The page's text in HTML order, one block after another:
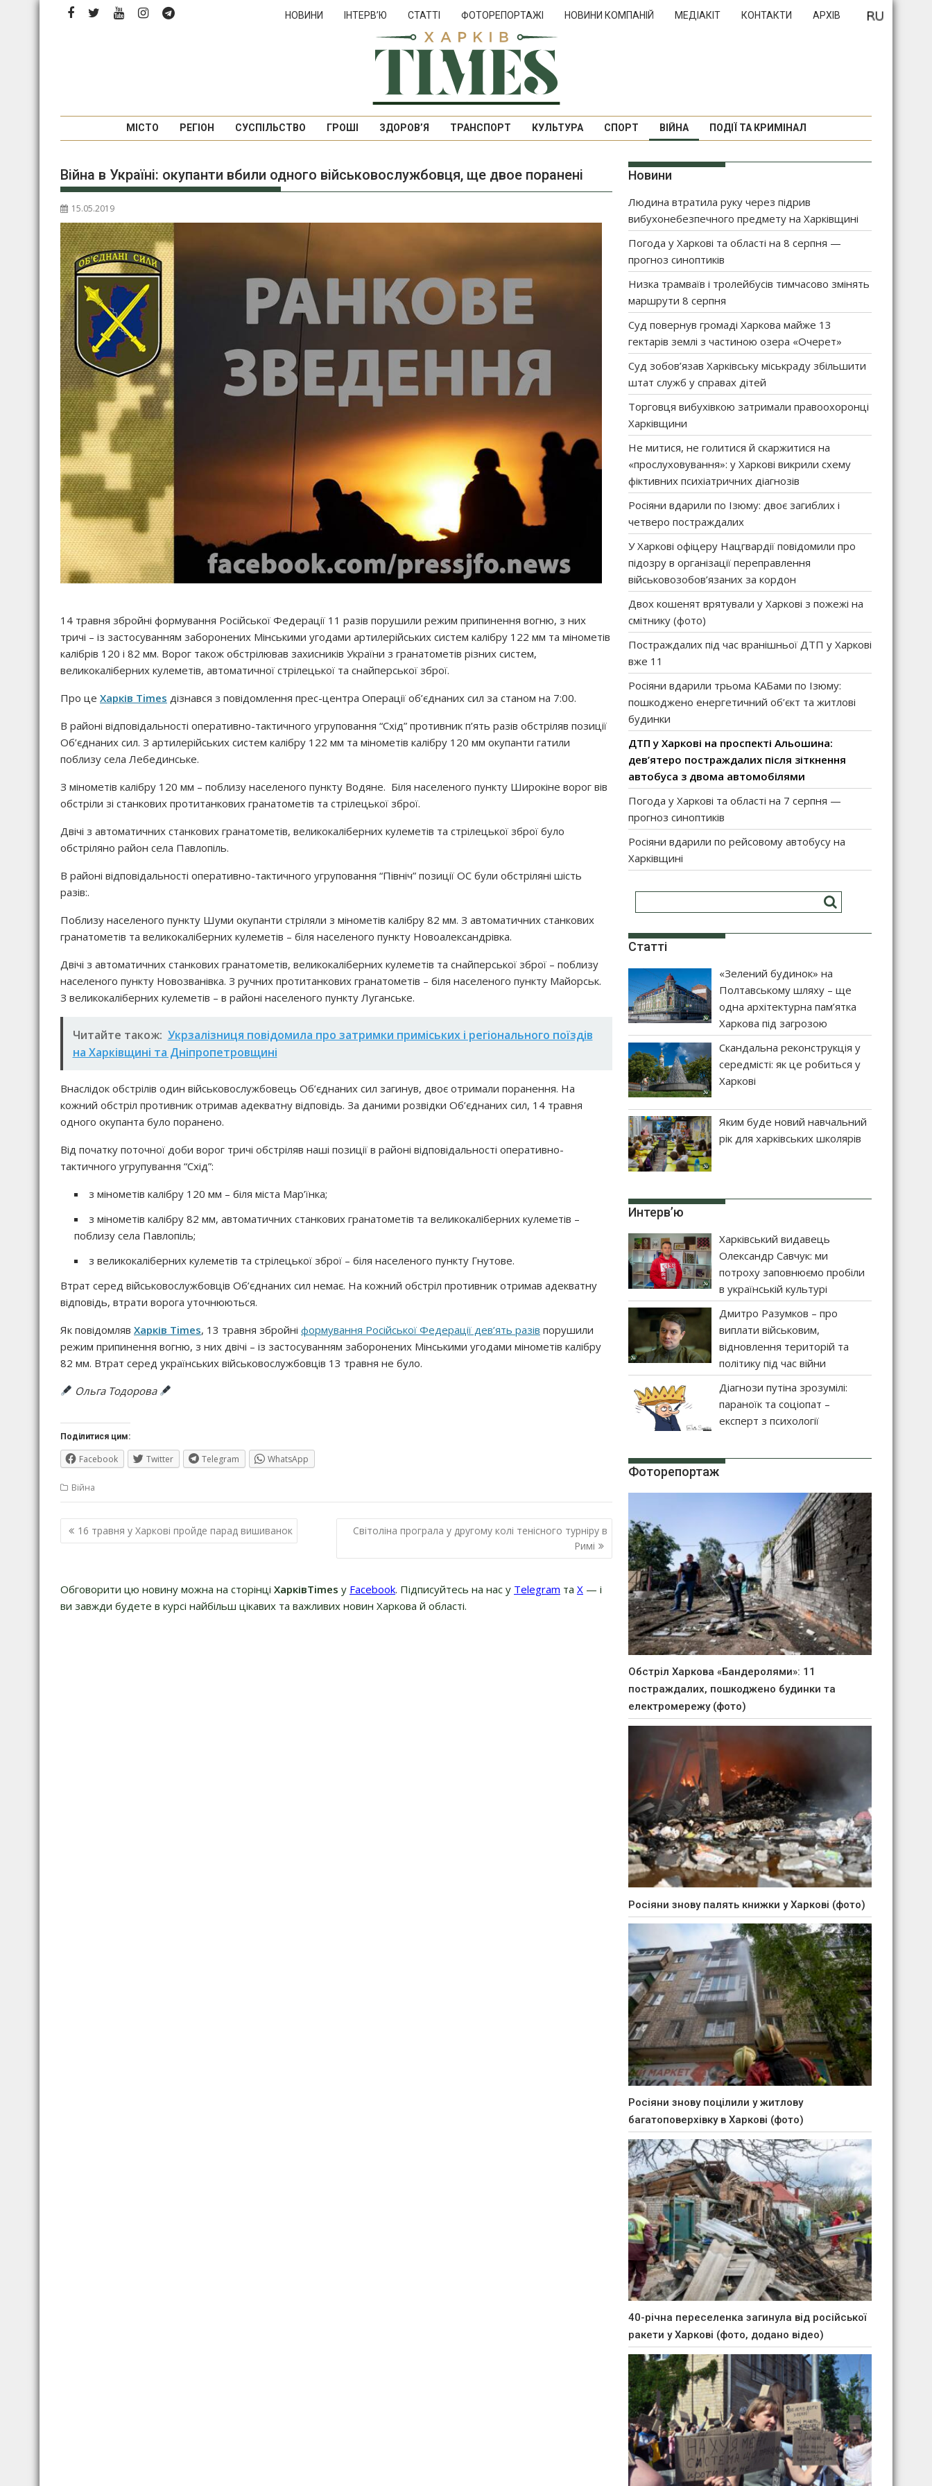
Перейти
НОВИНИ ІНТЕРВ’Ю СТАТТІ ФОТОРЕПОРТАЖІ НОВИНИ КОМПАНІЙ МЕДІАКІТ КОНТАКТИ АРХІВ
МІСТО РЕГІОН СУСПІЛЬСТВО ГРОШІ ЗДОРОВ’Я ТРАНСПОРТ КУЛЬТУРА СПОРТ ВІЙНА ПОДІЇ ТА КРИМІНАЛ
Війна в Україні: окупанти вбили одного військовослужбовця, ще двое поранені
15.05.2019
14 травня збройні формування Російської Федерації 11 разів порушили режим припинення вогню, з них
тричі – із застосуванням заборонених Мінськими угодами артилерійських систем калібру 122 мм та мінометів
калібрів 120 і 82 мм. Ворог також обстрілював захисників України з гранатометів різних систем,
великокаліберних кулеметів, автоматичної стрілецької та снайперської зброї.
Про це Харків Times дізнався з повідомлення прес-центра Операції об’єднаних сил за станом на 7:00.
В районі відповідальності оперативно-тактичного угруповання “Схід” противник п’ять разів обстріляв позиції
Об’єднаних сил. З артилерійських систем калібру 122 мм та мінометів калібру 120 мм окупанти гатили
поблизу села Лебединське.
З мінометів калібру 120 мм – поблизу населеного пункту Водяне. Біля населеного пункту Широкіне ворог вів
обстріли зі станкових протитанкових гранатометів та стрілецької зброї.
Двічі з автоматичних станкових гранатометів, великокаліберних кулеметів та стрілецької зброї було
обстріляно район села Павлопіль.
В районі відповідальності оперативно-тактичного угруповання “Північ” позиції ОС були обстріляні шість
разів:.
Поблизу населеного пункту Шуми окупанти стріляли з мінометів калібру 82 мм. З автоматичних станкових
гранатометів та великокаліберних кулеметів – біля населеного пункту Новоалександрівка.
Двічі з автоматичних станкових гранатометів, великокаліберних кулеметів та снайперської зброї – поблизу
населеного пункту Новозванівка. З ручних протитанкових гранатометів – біля населеного пункту Майорськ.
З великокаліберних кулеметів – в районі населеного пункту Луганське.
Читайте також: Укрзалізниця повідомила про затримки приміських і регіонального поїздів
на Харківщині та Дніпропетровщині
Внаслідок обстрілів один військовослужбовець Об’єднаних сил загинув, двоє отримали поранення. На
кожний обстріл противник отримав адекватну відповідь. За даними розвідки Об’єднаних сил, 14 травня
одного окупанта було поранено.
Від початку поточної доби ворог тричі обстріляв наші позиції в районі відповідальності оперативно-
тактичного угрупування “Схід”:
з мінометів калібру 120 мм – біля міста Мар’їнка;
з мінометів калібру 82 мм, автоматичних станкових гранатометів та великокаліберних кулеметів –
поблизу села Павлопіль;
з великокаліберних кулеметів та стрілецької зброї – біля населеного пункту Гнутове.
Втрат серед військовослужбовців Об’єднаних сил немає. На кожний обстріл противник отримав адекватну
відповідь, втрати ворога уточнюються.
Як повідомляв Харків Times, 13 травня збройні формування Російської Федерації дев’ять разів порушили
режим припинення вогню, з них двічі – із застосуванням заборонених Мінськими угодами мінометів калібру
82 мм. Втрат серед українських військовослужбовців 13 травня не було.
Ольга Тодорова
Поділитися цим:
Facebook Twitter Telegram WhatsApp
Війна
Навігація
записів
16 травня у Харкові пройде парад вишиванок
Світоліна програла у другому колі тенісного турніру в
Римі
Обговорити цю новину можна на сторінці ХарківTimes у Facebook. Підписуйтесь на нас у Telegram та Х — і
ви завжди будете в курсі найбільш цікавих та важливих новин Харкова й області.
Новини
Людина втратила руку через підрив
вибухонебезпечного предмету на Харківщині
Погода у Харкові та області на 8 серпня —
прогноз синоптиків
Низка трамваїв і тролейбусів тимчасово змінять
маршрути 8 серпня
Суд повернув громаді Харкова майже 13
гектарів землі з частиною озера «Очерет»
Суд зобов’язав Харківську міськраду збільшити
штат служб у справах дітей
Торговця вибухівкою затримали правоохоронці
Харківщини
Не митися, не голитися й скаржитися на
«прослуховування»: у Харкові викрили схему
фіктивних психіатричних діагнозів
Росіяни вдарили по Ізюму: двоє загиблих і
четверо постраждалих
У Харкові офіцеру Нацгвардії повідомили про
підозру в організації переправлення
військовозобов’язаних за кордон
Двох кошенят врятували у Харкові з пожежі на
смітнику (фото)
Постраждалих під час вранішньої ДТП у Харкові
вже 11
Росіяни вдарили трьома КАБами по Ізюму:
пошкоджено енергетичний об’єкт та житлові
будинки
ДТП у Харкові на проспекті Альошина:
дев’ятеро постраждалих після зіткнення
автобуса з двома автомобілями
Погода у Харкові та області на 7 серпня —
прогноз синоптиків
Росіяни вдарили по рейсовому автобусу на
Харківщині
Статті
«Зелений будинок» на
Полтавському шляху – ще
одна архітектурна пам’ятка
Харкова під загрозою
Скандальна реконструкція у
середмісті: як це робиться у
Харкові
Яким буде новий навчальний
рік для харківських школярів
Интерв’ю
Харківський видавець
Олександр Савчук: ми
потроху заповнюємо пробіли
в українській культурі
Дмитро Разумков – про
виплати військовим,
відновлення територій та
політику під час війни
Діагнози путіна зрозумілі:
параноїк та соціопат –
експерт з психології
Фоторепортаж
Обстріл Харкова «Бандеролями»: 11
постраждалих, пошкоджено будинки та
електромережу (фото)
Росіяни знову палять книжки у Харкові (фото)
Росіяни знову поцілили у житлову
багатоповерхівку в Харкові (фото)
40-річна переселенка загинула від російської
ракети у Харкові (фото, додано відео)